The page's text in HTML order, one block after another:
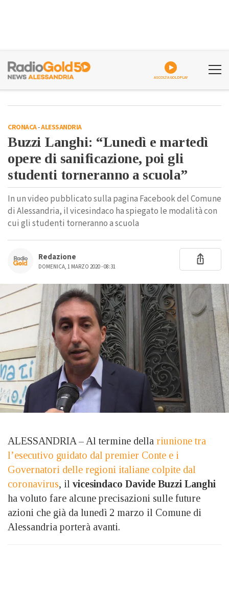
ASCOLTA GOLDPLAY
CRONACA-ALESSANDRIA
Buzzi Langhi: “Lunedì e martedì
opere di sanificazione, poi gli
studenti torneranno a scuola”
In un video pubblicato sulla pagina Facebook del Comune
di Alessandria, il vicesindaco ha spiegato le modalità con
cui gli studenti torneranno a scuola
Redazione
DOMENICA, 1 MARZO 2020 - 08:31
ALESSANDRIA – Al termine della riunione tra
l’esecutivo guidato dal premier Conte e i
Governatori delle regioni italiane colpite dal
coronavirus, il vicesindaco Davide Buzzi Langhi
ha voluto fare alcune precisazioni sulle future
azioni che già da lunedì 2 marzo il Comune di
Alessandria porterà avanti.